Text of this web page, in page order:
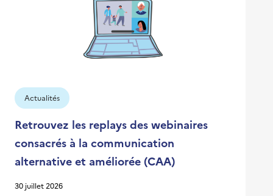
Actualités
Retrouvez les replays des webinaires
consacrés à la communication
alternative et améliorée (CAA)
30 juillet 2026